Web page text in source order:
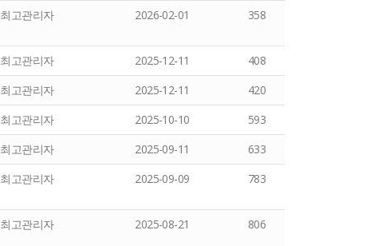
최고관리자 2026-02-01 358
최고관리자 2025-12-11
408
최고관리자 2025-12-11
420
최고관리자 2025-10-10
593
최고관리자 2025-09-11
633
최고관리자 2025-09-09 783
최고관리자 2025-08-21 806